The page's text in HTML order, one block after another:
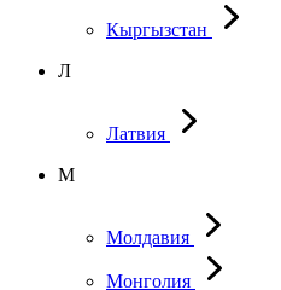
Кыргызстан
Л
Латвия
М
Молдавия
Монголия